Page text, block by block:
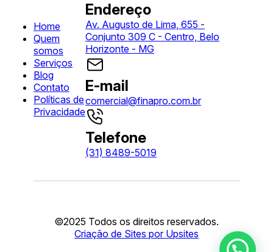
Home
Quem
somos
Serviços
Blog
Contato
Políticas de
Privacidade
Endereço
Av. Augusto de Lima, 655 -
Conjunto 309 C - Centro, Belo
Horizonte - MG
E-mail
comercial@finapro.com.br
Telefone
(31) 8489-5019
©2025 Todos os direitos reservados.
Criação de Sites por Upsites